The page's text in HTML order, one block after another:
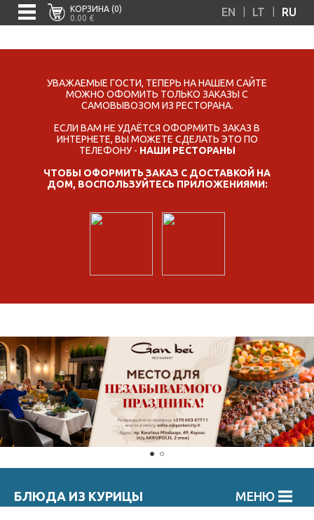
КОРЗИНА (0)
0.00 €
EN LT RU
УВАЖАЕМЫЕ ГОСТИ, ТЕПЕРЬ НА НАШЕМ САЙТЕ
МОЖНО ОФОМИТЬ ТОЛЬКО ЗАКАЗЫ С
САМОВЫВОЗОМ ИЗ РЕСТОРАНА.
ЕСЛИ ВАМ НЕ УДАЁТСЯ ОФОРМИТЬ ЗАКАЗ В
ИНТЕРНЕТЕ, ВЫ МОЖЕТЕ СДЕЛАТЬ ЭТО ПО
ТЕЛЕФОНУ - НАШИ РЕСТОРАНЫ
ЧТОБЫ ОФОРМИТЬ ЗАКАЗ С ДОСТАВКОЙ НА
ДОМ, ВОСПОЛЬЗУЙТЕСЬ ПРИЛОЖЕНИЯМИ:
МЕНЮ
БЛЮДА ИЗ КУРИЦЫ